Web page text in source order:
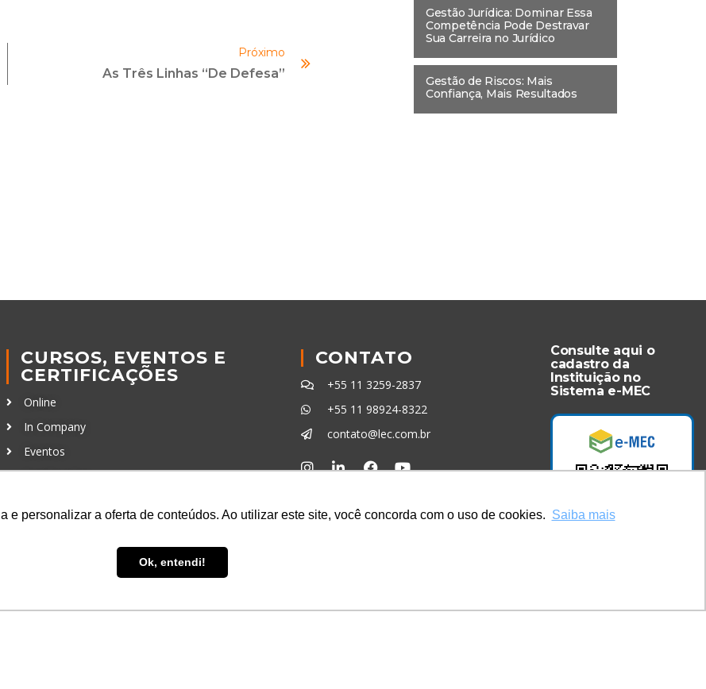
e personalizar a oferta de conteúdos. Ao utilizar este site, você concorda com o uso de cookies. Saiba mais
Ok, entendi!
o
volume.
Próximo
As Três Linhas “de Defesa”
Gestão Jurídica: Dominar Essa
Competência Pode Destravar
Sua Carreira no Jurídico
Gestão de Riscos: Mais
Confiança, Mais Resultados
CURSOS, EVENTOS E
CERTIFICAÇÕES
Online
In Company
Eventos
Certificações
CONTATO
+55 11 3259-2837
+55 11 98924-8322
contato@lec.com.br
Consulte aqui o
cadastro da
Instituição no
Sistema e-MEC